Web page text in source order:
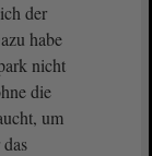
der
habe
nicht
die
um